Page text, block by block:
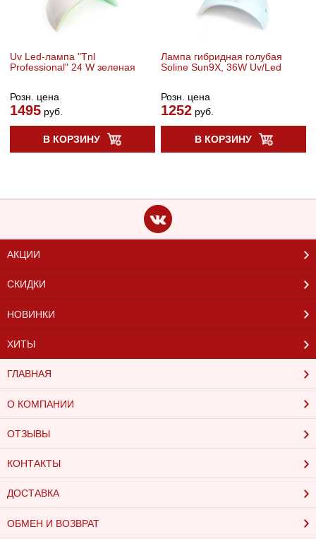
Uv Led-лампа "Tnl
Professional" 24 W зеленая
Розн. цена
1495руб.
В КОРЗИНУ
Лампа гибридная голубая
Soline Sun9X, 36W Uv/Led
Розн. цена
1252 руб.
В КОРЗИНУ
АКЦИИ
СКИДКИ
НОВИНКИ
ХИТЫ
ГЛАВНАЯ
О КОМПАНИИ
ОТЗЫВЫ
КОНТАКТЫ
ДОСТАВКА
ОБМЕН И ВОЗВРАТ